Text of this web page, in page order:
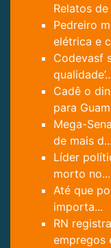
Relatos de
Pedreiro
elétrica e
Codevasf
Cadê o
para
Mega-
de mais d...
Líder
morto no...
Até que
importa...
RN
empregos